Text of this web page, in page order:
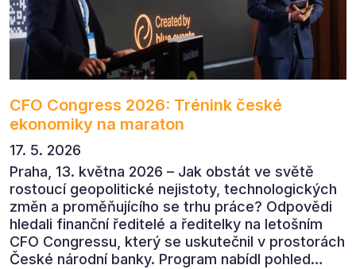
CFO Congress 2026: Trénink české
ekonomiky na maraton
17. 5. 2026
Praha, 13. května 2026 – Jak obstát ve světě
rostoucí geopolitické nejistoty, technologických
změn a proměňujícího se trhu práce? Odpovědi
hledali finanční ředitelé a ředitelky na letošním
CFO Congressu, který se uskutečnil v prostorách
České národní banky. Program nabídl pohled